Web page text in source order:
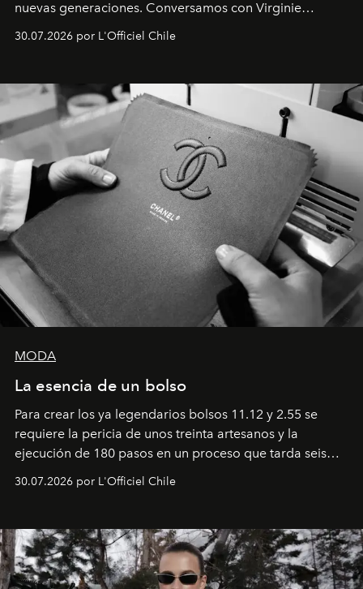
nuevas generaciones. Conversamos con Virginie
Latinoamérica, sobre identidad, cultura y el valor
30.07.2026 por L'Officiel Chile
MODA
La esencia de un bolso
Para crear los ya legendarios bolsos 11.12 y 2.55 se
requiere la pericia de unos treinta artesanos y la
ejecución de 180 pasos en un proceso que tarda seis
que se enseña solamente en la escuela de formación de
30.07.2026 por L'Officiel Chile